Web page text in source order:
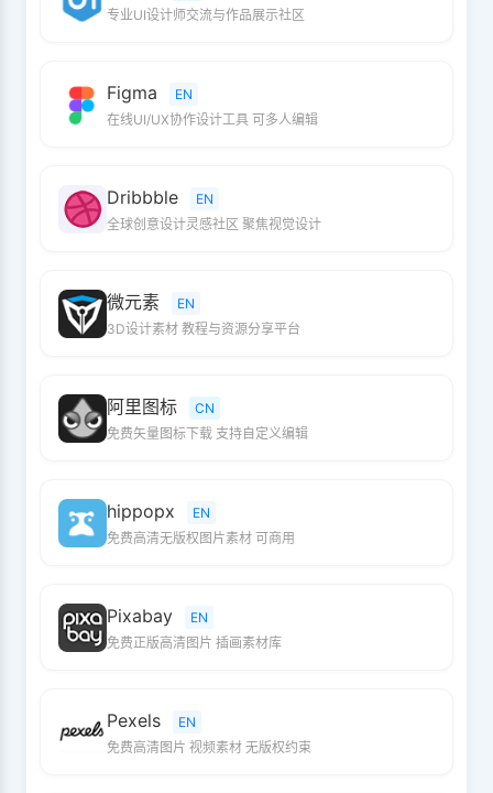
专业UI设计师交流与作品展示社区
Figma
EN
在线UI/UX协作设计工具 可多人编辑
Dribbble
EN
全球创意设计灵感社区 聚焦视觉设计
微元素
EN
3D设计素材 教程与资源分享平台
阿里图标
CN
免费矢量图标下载 支持自定义编辑
hippopx
EN
免费高清无版权图片素材 可商用
Pixabay
EN
免费正版高清图片 插画素材库
Pexels
EN
免费高清图片 视频素材 无版权约束